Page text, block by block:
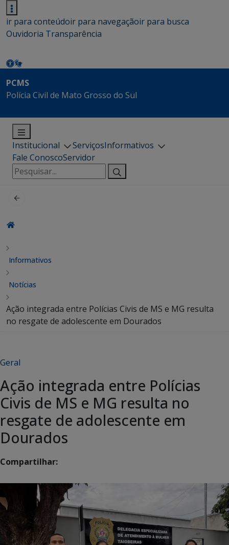
ir para conteúdoir para navegaçãoir para busca
Ouvidoria Transparência
PCMS
Polícia Civil de Mato Grosso do Sul
Institucional ServiçosInformativos
Fale ConoscoServidor
Pesquisar
por:
Informativos
Notícias
Ação integrada entre Polícias Civis de MS e MG resulta
no resgate de adolescente em Dourados
Geral
Ação integrada entre Polícias
Civis de MS e MG resulta no
resgate de adolescente em
Dourados
Compartilhar: